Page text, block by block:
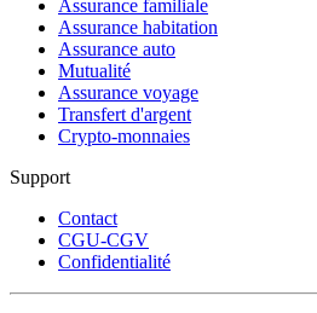
Assurance familiale
Assurance habitation
Assurance auto
Mutualité
Assurance voyage
Transfert d'argent
Crypto-monnaies
Support
Contact
CGU-CGV
Confidentialité